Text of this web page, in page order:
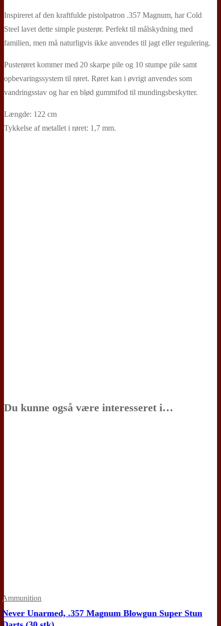
Inspireret af den kraftfulde pistolpatron .357 Magnum, har Cold
Steel lavet dette simple pusterør. Perfekt til målskydning med
familien, men må naturligvis ikke anvendes til jagt eller regulering.
Pusterøret kommer med 20 skarpe pile og 10 stumpe pile samt
opbevaringssystem til røret. Røret kan i øvrigt anvendes som
vandringsstav og har en blød gummifod til mundingsbeskytter.
Længde: 122 cm
Tykkelse af metallet i røret: 1,7 mm.
Du kunne også være interesseret i…
Ammunition
Never Unarmed, .357 Magnum Blowgun Super Stun